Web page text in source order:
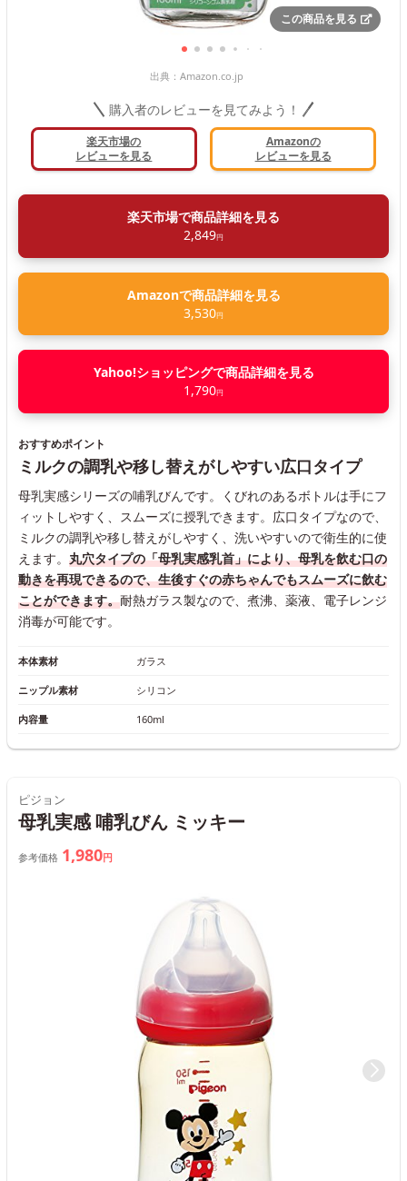
この商品を見る
出典： Amazon.co.jp
購入者のレビューを見てみよう！
楽天市場の
レビューを見る
Amazonの
レビューを見る
楽天市場で商品詳細を見る
2,849円
Amazonで商品詳細を見る
3,530円
Yahoo!ショッピングで商品詳細を見る
1,790円
おすすめポイント
ミルクの調乳や移し替えがしやすい広口タイプ
母乳実感シリーズの哺乳びんです。くびれのあるボトルは手にフ
ィットしやすく、スムーズに授乳できます。広口タイプなので、
ミルクの調乳や移し替えがしやすく、洗いやすいので衛生的に使
えます。 丸穴タイプの「母乳実感乳首」により、母乳を飲む口の
動きを再現できるので、生後すぐの赤ちゃんでもスムーズに飲む
ことができます。耐熱ガラス製なので、煮沸、薬液、電子レンジ
消毒が可能です。
本体素材 ガラス
ニップル素材 シリコン
内容量 160ml
ピジョン
母乳実感 哺乳びん ミッキー
参考価格 1,980円